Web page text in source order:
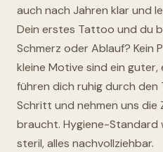
auch nach Jahren klar und
Dein erstes Tattoo und du
Schmerz oder Ablauf? Kein
kleine Motive sind ein
führen dich ruhig durch den
Schritt und nehmen uns die
braucht. Hygiene-Standard
steril, alles nachvollziehbar.